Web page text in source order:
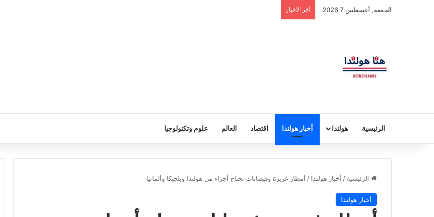
الجمعة, أغسطس 7 2026 أخر الأخبار
الرئيسية هولندا أخبار هولندا اقتصاد العالم علوم وتكنولوجيا
الرئيسية / أخبار هولندا / أمطار غزيرة وفيضانات تجتاح أجزاء من هولندا وبلجيكا وألمانيا
أخبار هولندا